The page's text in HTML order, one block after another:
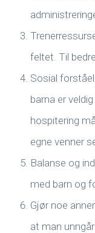
feltet. Til
Sosial
barna er
hospitering
egne venner
Balanse og
med barn og
Gjør noe
at man